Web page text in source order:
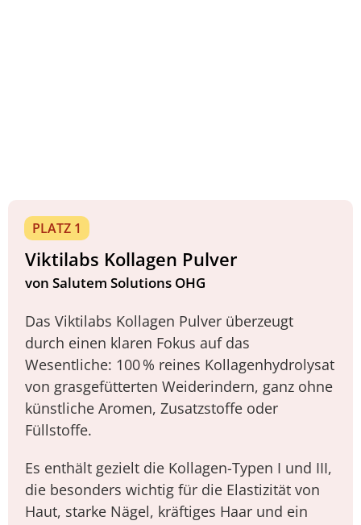
PLATZ 1
Viktilabs Kollagen Pulver
von Salutem Solutions OHG
Das Viktilabs Kollagen Pulver überzeugt
durch einen klaren Fokus auf das
Wesentliche: 100 % reines Kollagenhydrolysat
von grasgefütterten Weiderindern, ganz ohne
künstliche Aromen, Zusatzstoffe oder
Füllstoffe.
Es enthält gezielt die Kollagen-Typen I und III,
die besonders wichtig für die Elastizität von
Haut, starke Nägel, kräftiges Haar und ein